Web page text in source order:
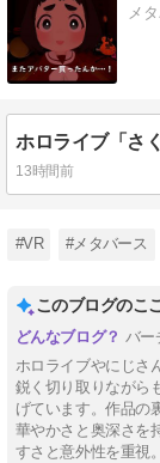
メ
13時間前
#VR #メタバース
このブログのこ
バー
ホロライブやにじさ
鋭く切り取りながら
げています。作品の
華やかさと奥深さを
すさと意外性を重視